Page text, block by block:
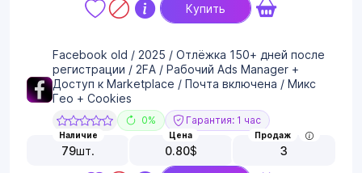
Купить
Facebook old / 2025 / Отлёжка 150+ дней после
регистрации / 2FA / Рабочий Ads Manager +
Доступ к Marketplace / Почта включена / Микс
Гео + Cookies
0% Гарантия: 1 час
Наличие
79шт.
Цена
0.80$
Продаж
3